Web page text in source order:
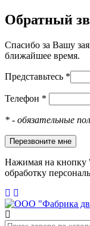
Обратный
Спасибо за Вашу
ближайшее время.
Представьтесь *
Телефон *
* - обязательные
Нажимая на кнопку
обработку